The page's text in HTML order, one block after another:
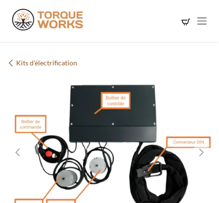
Kits d'électrification